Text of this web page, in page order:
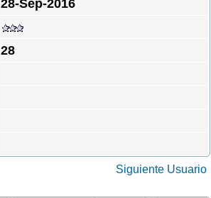
28-Sep-2016
28
Siguiente Usuario